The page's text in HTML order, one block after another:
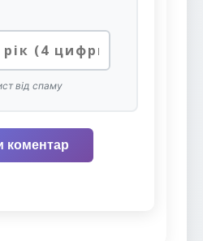
від спаму
коментар